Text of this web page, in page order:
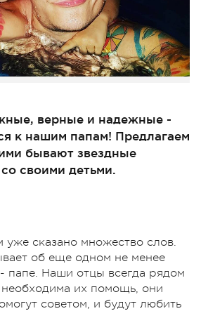
верные и надежные -
к нашим папам! Предлагаем
бывают звездные
своими детьми.
сказано множество слов.
об еще одном не менее
папе. Наши отцы всегда рядом
их помощь, они
советом, и будут любить